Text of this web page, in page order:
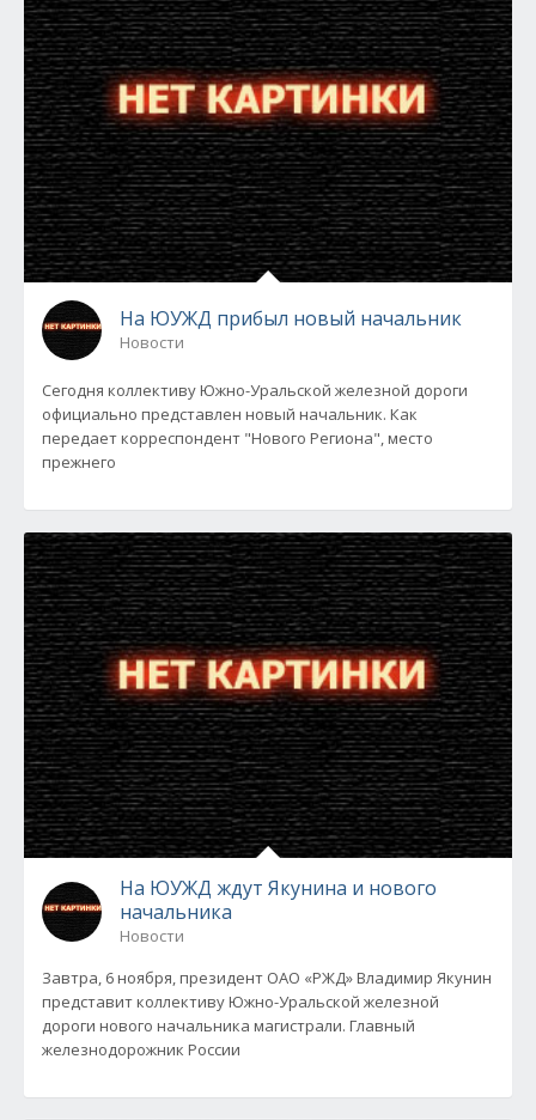
На ЮУЖД прибыл новый начальник
Новости
Сегодня коллективу Южно-Уральской железной дороги
официально представлен новый начальник. Как
передает корреспондент "Нового Региона", место
прежнего
На ЮУЖД ждут Якунина и нового
начальника
Новости
Завтра, 6 ноября, президент ОАО «РЖД» Владимир Якунин
представит коллективу Южно-Уральской железной
дороги нового начальника магистрали. Главный
железнодорожник России